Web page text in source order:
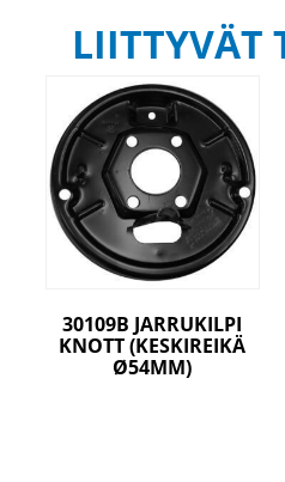
LIITTYVÄT
30109B JARRUKILPI
KNOTT (KESKIREIKÄ
Ø54MM)